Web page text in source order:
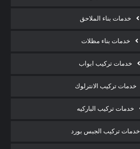
خدمات بناء الملاحق
خدمات بناء مظلات
خدمات تركيب ابواب
خدمات تركيب الانترلوك
خدمات تركيب الباركيه
خدمات تركيب الجبس بورد